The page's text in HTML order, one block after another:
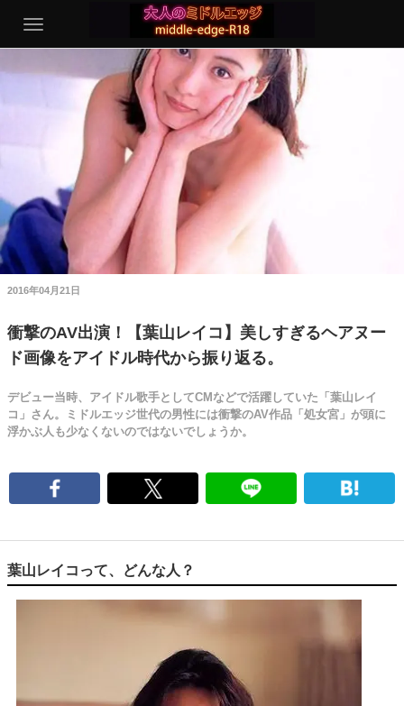
2016年04月21日
衝撃のAV出演！【葉山レイコ】美しすぎるヘアヌー
ド画像をアイドル時代から振り返る。
デビュー当時、アイドル歌手としてCMなどで活躍していた「葉山レイ
コ」さん。ミドルエッジ世代の男性には衝撃のAV作品「処女宮」が頭に
浮かぶ人も少なくないのではないでしょうか。
葉山レイコって、どんな人？